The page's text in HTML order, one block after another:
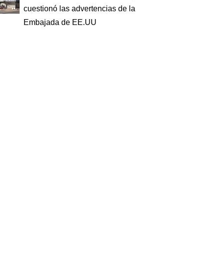
cuestionó las advertencias de la
Embajada de EE.UU